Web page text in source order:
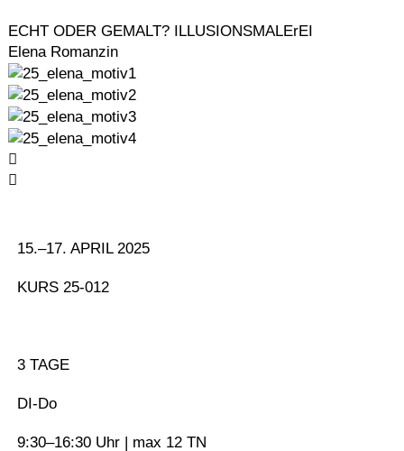
Inhalt
springen
ECHT ODER GEMALT? ILLUSIONSMALErEI
Elena Romanzin
15.–17. APRIL 2025
KURS 25-012
3 TAGE
DI-Do
9:30–16:30 Uhr | max 12 TN